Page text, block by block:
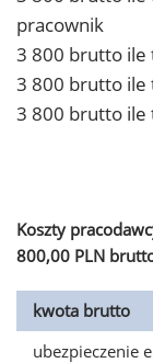
pracownik
3 800 brutto ile
3 800 brutto ile
3 800 brutto ile
Koszty
800,00 PLN
kwota brutto
ubezpieczenie